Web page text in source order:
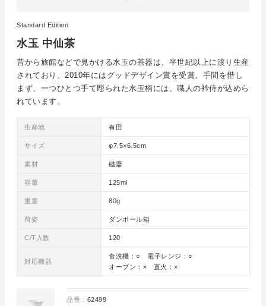
水玉 中仙茶
Standard Edition
昔から旅館などで見かける水玉の茶器は、半世紀以上に渡り生産
されており、2010年にはグッドデザイン賞を受賞。手間を惜し
まず、一つひとつ手て彫られた水玉柄には、職人の衿侍が込めら
れています。
生産地 有田
サイズ φ7.5×6.5cm
素材 磁器
容量 125ml
重量 80g
荷姿 ダンボール箱
C/T入数 120
対応機器
食洗機：○ 電子レンジ：○
オーブン：× 直火：×
品番： 62499